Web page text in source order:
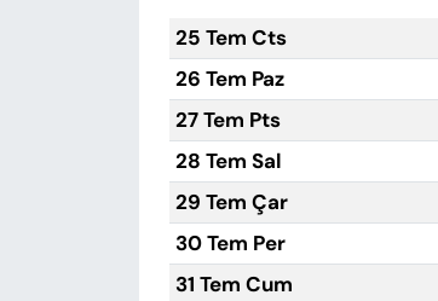
25 Tem Cts
26 Tem Paz
27 Tem Pts
28 Tem Sal
29 Tem Çar
30 Tem Per
31 Tem Cum
VAN VE DİYARBAKIR HABERLERİ